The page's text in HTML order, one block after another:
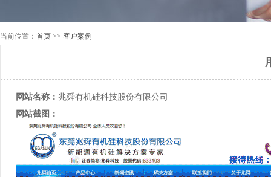
当前位置： 首页 >> 客户案例
网站名称： 兆舜有机硅科技股份有限公司
网站截图：